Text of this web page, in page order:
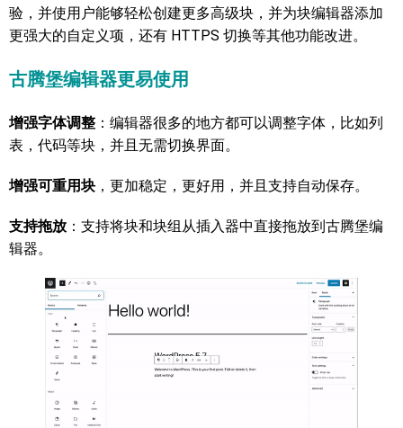
验，并使用户能够轻松创建更多高级块，并为块编辑器添加
更强大的自定义项，还有 HTTPS 切换等其他功能改进​。
古腾堡编辑器更易使用
增强字体调整 ：编辑器很多的地方都可以调整字体，比如列
表，代码等块，并且无需切换界面。
增强可重用块 ，更加稳定，更好用，并且支持自动保存。
支持拖放 ：支持将块和块组从插入器中直接拖放到古腾堡编
辑器。